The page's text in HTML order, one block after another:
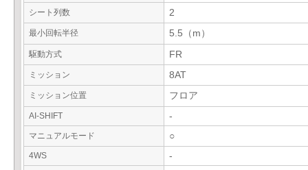
シート列数 2
最小回転半径 5.5（m）
駆動方式 FR
ミッション 8AT
ミッション位置 フロア
AI-SHIFT -
マニュアルモード ○
4WS -